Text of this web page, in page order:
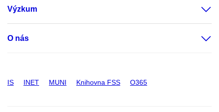
Výzkum
O nás
IS INET MUNI Knihovna FSS O365